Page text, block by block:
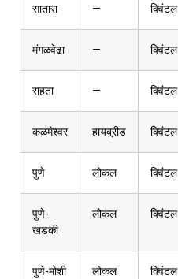
सातारा — क्विंटल
मंगळवेढा — क्विंटल
राहता — क्विंटल
कळमेश्वर हायब्रीड क्विंटल
पुणे लोकल क्विंटल
पुणे-
खडकी
लोकल क्विंटल
पुणे-मोशी लोकल क्विंटल